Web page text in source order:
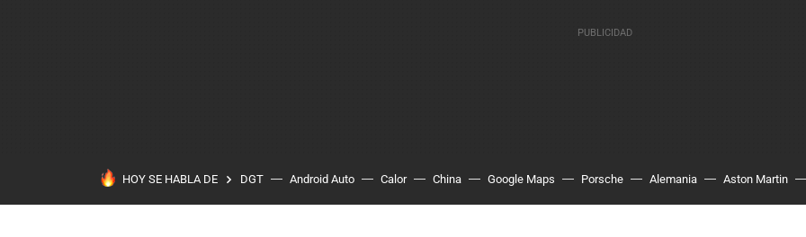
HOY SE HABLA DE DGT Android Auto Calor China Google Maps Porsche Alemania Aston Martin